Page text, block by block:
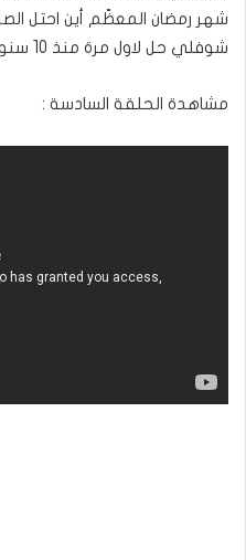
شهر رمضان المعظّم أين احتل
شوفلي حل لاول مرة منذ 10 سنوات.
مشاهدة الحلقة السادسة :